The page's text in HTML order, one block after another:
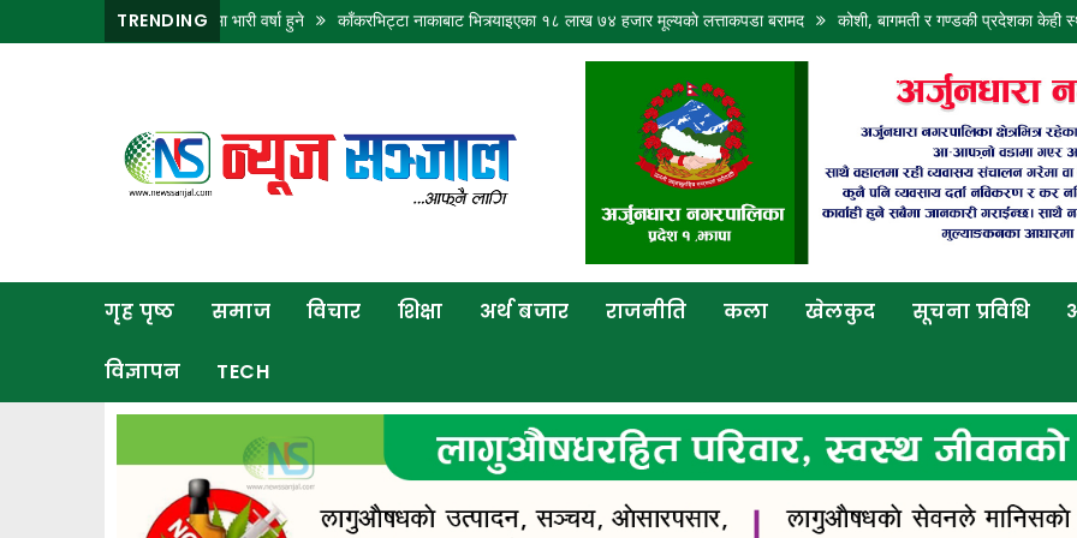
TRENDING
लुम्बिनीका केही ठाउँमा भारी वर्षा हुने काँकरभिट्टा नाकाबाट भित्र्याइएका १८ लाख ७४ हजार मूल्यकाे लत्ताकपडा बरामद कोशी, बागमती र गण्डकी प्रदेशका केही स्थानमा भारी
गृह पृष्ठ समाज विचार शिक्षा अर्थ बजार राजनीति कला खेलकुद सूचना प्रविधि
विज्ञापन TECH
राजनीति